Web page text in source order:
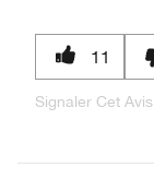
11
Signaler Cet Avis